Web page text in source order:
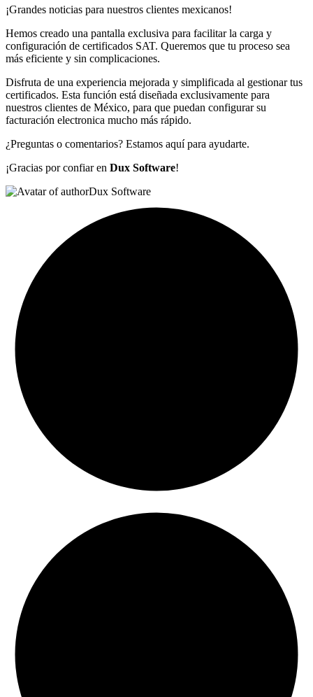
¡Grandes noticias para nuestros clientes mexicanos!
Hemos creado una pantalla exclusiva para facilitar la carga y
configuración de certificados SAT. Queremos que tu proceso sea
más eficiente y sin complicaciones.
Disfruta de una experiencia mejorada y simplificada al gestionar tus
certificados. Esta función está diseñada exclusivamente para
nuestros clientes de México, para que puedan configurar su
facturación electronica mucho más rápido.
¿Preguntas o comentarios? Estamos aquí para ayudarte.
¡Gracias por confiar en Dux Software!
Dux Software